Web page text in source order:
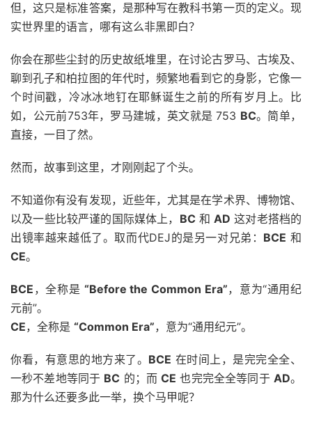
但，这只是标准答案，是那种写在教科书第一页的定义。现
实世界里的语言，哪有这么非黑即白？
你会在那些尘封的历史故纸堆里，在讨论古罗马、古埃及、
聊到孔子和柏拉图的年代时，频繁地看到它的身影，它像一
个时间戳，冷冰冰地钉在耶稣诞生之前的所有岁月上。比
如，公元前753年，罗马建城，英文就是 753 BC。简单，
直接，一目了然。
然而，故事到这里，才刚刚起了个头。
不知道你有没有发现，近些年，尤其是在学术界、博物馆、
以及一些比较严谨的国际媒体上， BC 和 AD 这对老搭档的
出镜率越来越低了。取而代DEJ的是另一对兄弟： BCE 和
CE。
BCE ，全称是 “Before the Common Era”，意为“通用纪
元前”。
CE，全称是 “Common Era”，意为“通用纪元”。
你看，有意思的地方来了。 BCE 在时间上，是完完全全、
一秒不差地等同于 BC 的；而CE 也完完全全等同于 AD。
那为什么还要多此一举，换个马甲呢？